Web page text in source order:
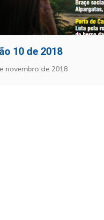
10 de 2018
novembro de 2018